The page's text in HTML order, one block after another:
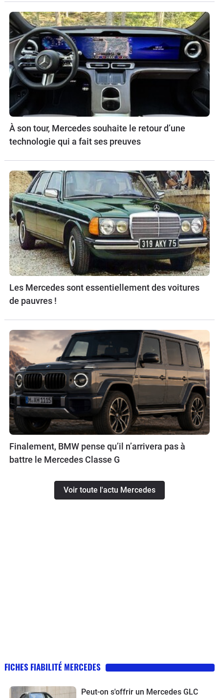
À son tour, Mercedes souhaite le retour d’une
technologie qui a fait ses preuves
Les Mercedes sont essentiellement des voitures
de pauvres !
Finalement, BMW pense qu’il n’arrivera pas à
battre le Mercedes Classe G
Voir toute l'actu Mercedes
FICHES FIABILITÉ MERCEDES
Peut-on s'offrir un Mercedes GLC